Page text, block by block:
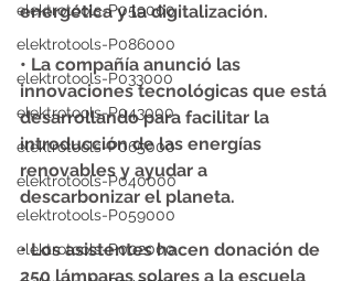
elektrotools-P059000
elektrotools-P086000
elektrotools-P033000
elektrotools-P043000
elektrotools-P065000
elektrotools-P040000
elektrotools-P059000
elektrotools-P002000
energética y la digitalización.
• La compañía anunció las
innovaciones tecnológicas que está
desarrollando para facilitar la
introducción de las energías
renovables y ayudar a
descarbonizar el planeta.
• Los asistentes hacen donación de
250 lámparas solares a la escuela